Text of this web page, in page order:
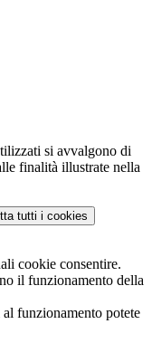
si avvalgono di
finalità illustrate nella
tutti i cookies
cookie consentire.
il funzionamento della
funzionamento potete